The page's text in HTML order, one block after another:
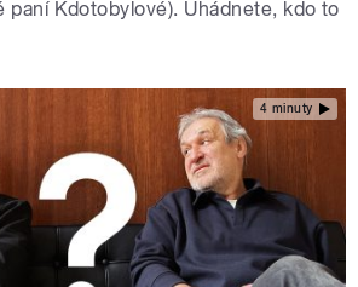
paní Kdotobylové). Uhádnete, kdo to
4 minuty